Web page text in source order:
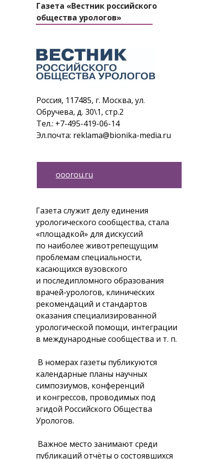
Россия, 117485, г. Москва, ул.
Обручева, д. 30\1, стр.2
Тел.: +7-495-419-06-14
Эл.почта: reklama@bionika-media.ru
Газета служит делу единения
урологического сообщества, стала
«площадкой» для дискуссий
по наиболее животрепещущим
проблемам специальности,
касающихся вузовского
и последипломного образования
врачей-урологов, клинических
рекомендаций и стандартов
оказания специализированной
урологической помощи, интеграции
в международные сообщества и т. п.
В номерах газеты публикуются
календарные планы научных
симпозиумов, конференций
и конгрессов, проводимых под
эгидой Российского Общества
Урологов.
Важное место занимают среди
публикаций отчёты о состоявшихся
Газета «Вестник российского
общества урологов»
ooorou.ru